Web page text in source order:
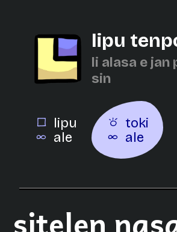
lipu
li alasa e jan
sin
lipu
ale
toki
ale